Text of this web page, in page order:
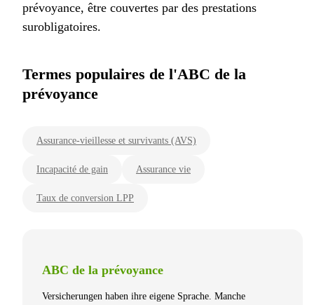
prévoyance, être couvertes par des prestations
surobligatoires.
Termes populaires de l'ABC de la
prévoyance
Assurance-vieillesse et survivants (AVS)
Incapacité de gain Assurance vie
Taux de conversion LPP
ABC de la prévoyance
Versicherungen haben ihre eigene Sprache. Manche